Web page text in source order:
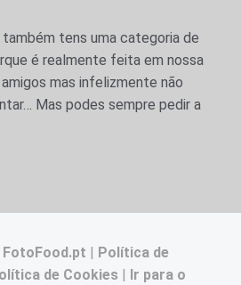
tens uma categoria de
é realmente feita em nossa
mas infelizmente não
Mas podes sempre pedir a
FotoFood.pt | Política de
de Cookies | Ir para o